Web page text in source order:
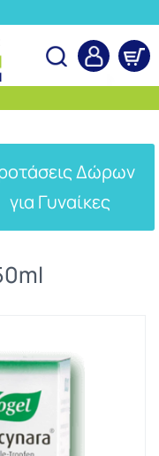
Δώρων
για Γυναίκες